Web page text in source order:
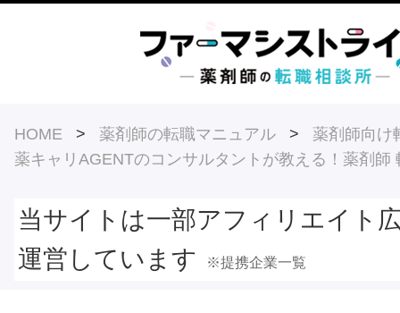
HOME > 薬剤師の転職マニュアル > 薬剤師向け
薬キャリAGENTのコンサルタントが教える！薬剤師
当サイトは一部アフィリエイト
運営しています
※提携企業一覧